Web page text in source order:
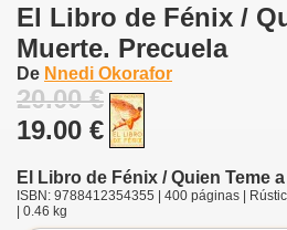
El Libro de Fénix /
Muerte. Precuela
De Nnedi Okorafor
20.00 €
19.00 €
El Libro de Fénix / Quien Teme
ISBN: 9788412354355 | 400 páginas |
| 0.46 kg